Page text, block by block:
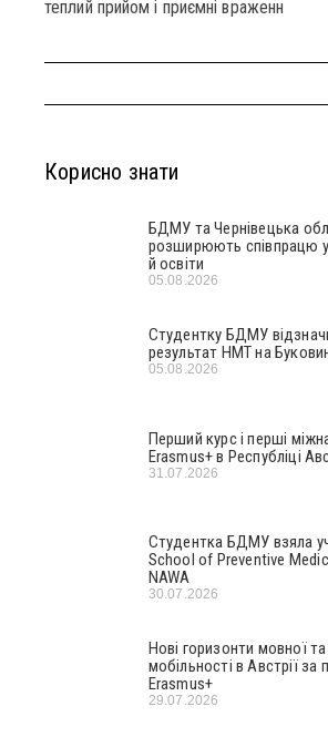
теплий прийом і приємні враженн
Корисно знати
БДМУ та Чернівецька
розширюють співпрацю
й освіти
05.08.2026
Студентку БДМУ
результат НМТ на
05.08.2026
Перший курс і перші
Erasmus+ в Республіці
31.07.2026
Студентка БДМУ взяла
School of Preventive
NAWA
30.07.2026
Нові горизонти мовної та
мобільності в Австрії
Erasmus+
29.07.2026